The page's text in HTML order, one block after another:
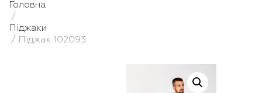
Головна
/
Піджаки
/ Піджак 102093